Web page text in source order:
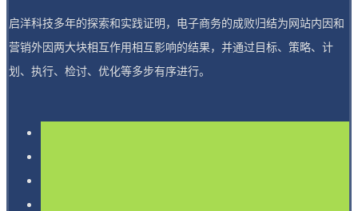
启洋科技多年的探索和实践证明，电子商务的成败归结为网站内因和
营销外因两大块相互作用相互影响的结果，并通过目标、策略、计
划、执行、检讨、优化等多步有序进行。